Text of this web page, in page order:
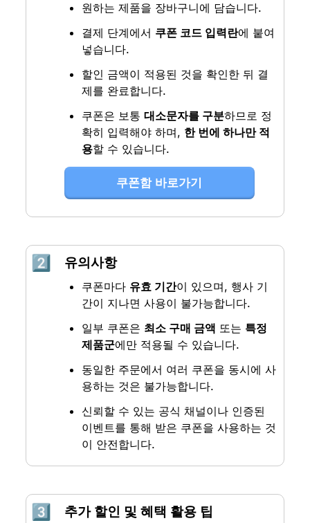
원하는 제품을 장바구니에 담습니다.
결제 단계에서 쿠폰 코드 입력란에 붙여
넣습니다.
할인 금액이 적용된 것을 확인한 뒤 결
제를 완료합니다.
쿠폰은 보통 대소문자를 구분하므로 정
확히 입력해야 하며, 한 번에 하나만 적
용할 수 있습니다.
쿠폰함 바로가기
2️⃣ 유의사항
쿠폰마다 유효 기간이 있으며, 행사 기
간이 지나면 사용이 불가능합니다.
일부 쿠폰은 최소 구매 금액 또는 특정
제품군에만 적용될 수 있습니다.
동일한 주문에서 여러 쿠폰을 동시에 사
용하는 것은 불가능합니다.
신뢰할 수 있는 공식 채널이나 인증된
이벤트를 통해 받은 쿠폰을 사용하는 것
이 안전합니다.
3️⃣ 추가 할인 및 혜택 활용 팁